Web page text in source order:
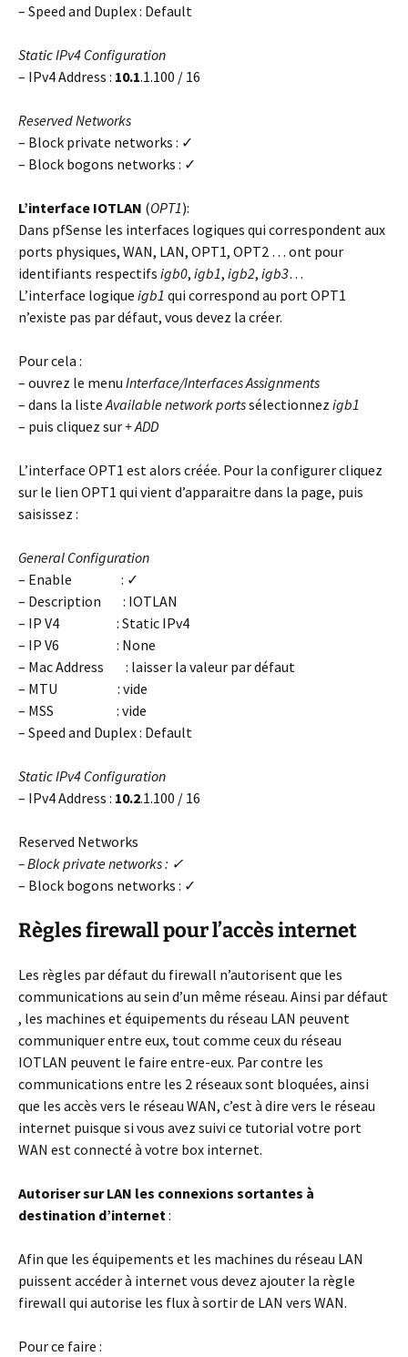
– Speed and Duplex : Default
Static IPv4 Configuration
– IPv4 Address : 10.1.1.100 / 16
Reserved Networks
– Block private networks : ✓
– Block bogons networks : ✓
L’interface IOTLAN (OPT1):
Dans pfSense les interfaces logiques qui correspondent aux
ports physiques, WAN, LAN, OPT1, OPT2 … ont pour
identifiants respectifs igb0, igb1, igb2, igb3…
L’interface logique igb1 qui correspond au port OPT1
n’existe pas par défaut, vous devez la créer.
Pour cela :
– ouvrez le menu Interface/Interfaces Assignments
– dans la listeAvailable network portssélectionnez igb1
– puis cliquez sur+ ADD
L’interface OPT1 est alors créée. Pour la configurer cliquez
sur le lien OPT1 qui vient d’apparaitre dans la page, puis
saisissez :
General Configuration
– Enable : ✓
– Description : IOTLAN
– IP V4 : Static IPv4
– IP V6 : None
– Mac Address : laisser la valeur par défaut
– MTU : vide
– MSS : vide
– Speed and Duplex : Default
Static IPv4 Configuration
– IPv4 Address : 10.2.1.100 / 16
Reserved Networks
– Block private networks : ✓
– Block bogons networks : ✓
Règles firewall pour l’accès internet
Les règles par défaut du firewall n’autorisent que les
communications au sein d’un même réseau. Ainsi par défaut
, les machines et équipements du réseau LAN peuvent
communiquer entre eux, tout comme ceux du réseau
IOTLAN peuvent le faire entre-eux. Par contre les
communications entre les 2 réseaux sont bloquées, ainsi
que les accès vers le réseau WAN, c’est à dire vers le réseau
internet puisque si vous avez suivi ce tutorial votre port
WAN est connecté à votre box internet.
Autoriser sur LAN les connexions sortantes à
destination d’internet:
Afin que les équipements et les machines du réseau LAN
puissent accéder à internet vous devez ajouter la règle
firewall qui autorise les flux à sortir de LAN vers WAN.
Pour ce faire :